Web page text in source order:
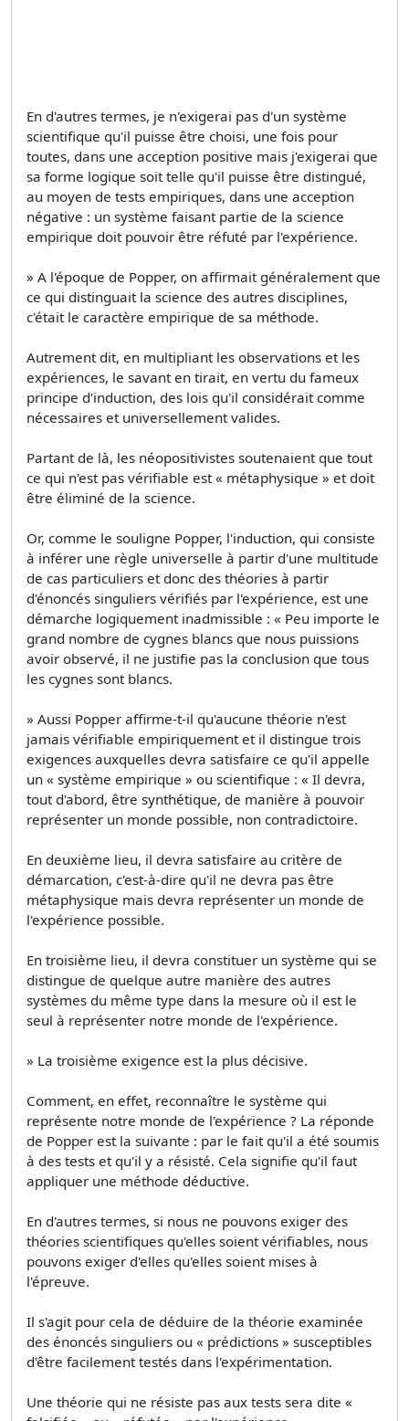
En d'autres termes, je n'exigerai pas d'un système
scientifique qu'il puisse être choisi, une fois pour
toutes, dans une acception positive mais j'exigerai que
sa forme logique soit telle qu'il puisse être distingué,
au moyen de tests empiriques, dans une acception
négative : un système faisant partie de la science
empirique doit pouvoir être réfuté par l'expérience.
» A l'époque de Popper, on affirmait généralement que
ce qui distinguait la science des autres disciplines,
c'était le caractère empirique de sa méthode.
Autrement dit, en multipliant les observations et les
expériences, le savant en tirait, en vertu du fameux
principe d'induction, des lois qu'il considérait comme
nécessaires et universellement valides.
Partant de là, les néopositivistes soutenaient que tout
ce qui n'est pas vérifiable est « métaphysique » et doit
être éliminé de la science.
Or, comme le souligne Popper, l'induction, qui consiste
à inférer une règle universelle à partir d'une multitude
de cas particuliers et donc des théories à partir
d'énoncés singuliers vérifiés par l'expérience, est une
démarche logiquement inadmissible : « Peu importe le
grand nombre de cygnes blancs que nous puissions
avoir observé, il ne justifie pas la conclusion que tous
les cygnes sont blancs.
» Aussi Popper affirme-t-il qu'aucune théorie n'est
jamais vérifiable empiriquement et il distingue trois
exigences auxquelles devra satisfaire ce qu'il appelle
un « système empirique » ou scientifique : « Il devra,
tout d'abord, être synthétique, de manière à pouvoir
représenter un monde possible, non contradictoire.
En deuxième lieu, il devra satisfaire au critère de
démarcation, c'est-à-dire qu'il ne devra pas être
métaphysique mais devra représenter un monde de
l'expérience possible.
En troisième lieu, il devra constituer un système qui se
distingue de quelque autre manière des autres
systèmes du même type dans la mesure où il est le
seul à représenter notre monde de l'expérience.
» La troisième exigence est la plus décisive.
Comment, en effet, reconnaître le système qui
représente notre monde de l'expérience ? La réponde
de Popper est la suivante : par le fait qu'il a été soumis
à des tests et qu'il y a résisté. Cela signifie qu'il faut
appliquer une méthode déductive.
En d'autres termes, si nous ne pouvons exiger des
théories scientifiques qu'elles soient vérifiables, nous
pouvons exiger d'elles qu'elles soient mises à
l'épreuve.
Il s'agit pour cela de déduire de la théorie examinée
des énoncés singuliers ou « prédictions » susceptibles
d'être facilement testés dans l'expérimentation.
Une théorie qui ne résiste pas aux tests sera dite «